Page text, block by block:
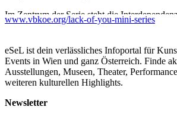
Im Zentrum der Serie steht die
toten und untoten Wesen sowie die Dualität
Um zu überleben, muss der Vampir durch
Zuneigungen ihre sicheren Räume aufbauen.
sie unerlässlich, Verwandtschaft zu schaffen,
auserwählte Familie zu gründen, denn sie
Bisse und nicht durch heterosexuellen
www.vbkoe.org/lack-of-you-mini-series
eSeL ist dein verlässliches Infoportal für
Events in Wien und ganz Österreich. Finde
Ausstellungen, Museen, Theater,
weiteren kulturellen Highlights.
Newsletter